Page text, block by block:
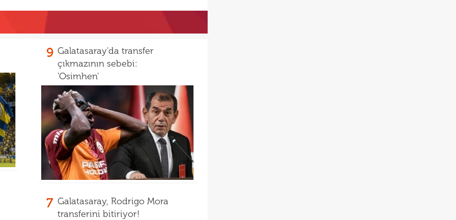
9 Galatasaray'da transfer
çıkmazının sebebi:
'Osimhen'
7 Galatasaray, Rodrigo Mora
transferini bitiriyor!